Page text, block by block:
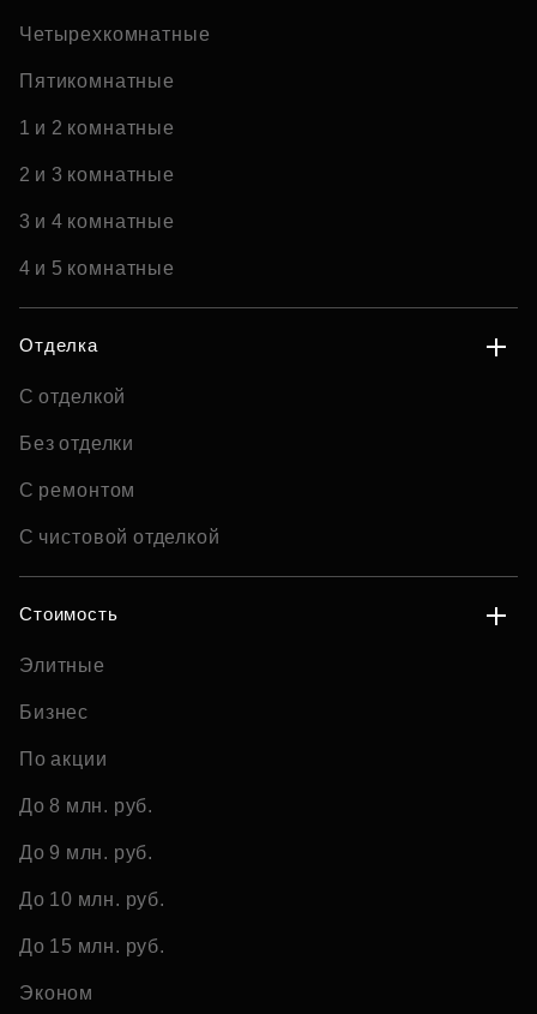
Четырехкомнатные
Пятикомнатные
1 и 2 комнатные
2 и 3 комнатные
3 и 4 комнатные
4 и 5 комнатные
Отделка
С отделкой
Без отделки
С ремонтом
С чистовой отделкой
Стоимость
Элитные
Бизнес
По акции
До 8 млн. руб.
До 9 млн. руб.
До 10 млн. руб.
До 15 млн. руб.
Эконом